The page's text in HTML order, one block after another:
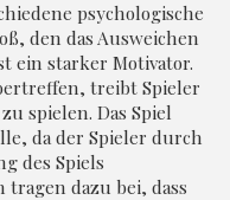
psychologische
den das Ausweichen
ein starker Motivator.
treibt Spieler
spielen. Das Spiel
da der Spieler durch
des Spiels
tragen dazu bei, dass